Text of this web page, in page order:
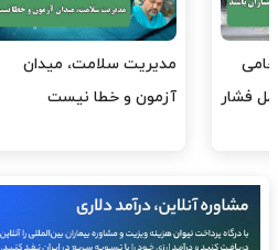
وقت وزیر بهداشت باید صرف
افتتاح پروژه‌ها شود؟